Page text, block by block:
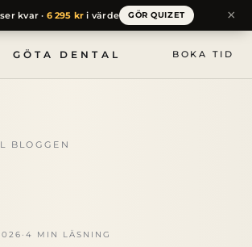
GÖTA DENTAL BOKA TID
BLOGGEN
· 4 MIN LÄSNING
kvar · 6 295 kr i värde GÖR QUIZET ×